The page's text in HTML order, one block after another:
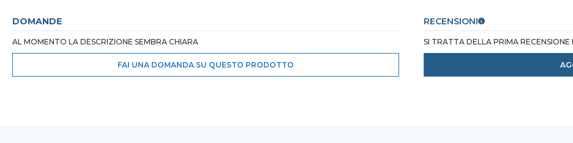
DOMANDE
AL MOMENTO LA DESCRIZIONE SEMBRA CHIARA
FAI UNA DOMANDA SU QUESTO PRODOTTO
RECENSIONI
SI TRATTA DELLA PRIMA